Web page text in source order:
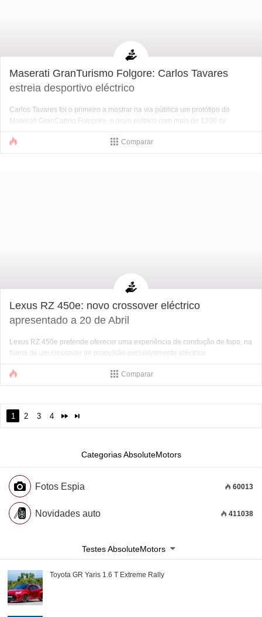
Maserati GranTurismo Folgore: Carlos Tavares
estreia desportivo eléctrico
Carlos Tavares foi o primeiro a mostrar na via pública um protótipo do
Maserati GranCabrio Fologore, o novo elétrico com mais de 1200 cv
Comparar
Lexus RZ 450e: novo crossover eléctrico
apresentado a 20 de Abril
Lexus RZ 450e pretende oferecer uma experiência de condução de topo, na
forma de um crossover de propulsão exclusivamente eléctrica
Comparar
1 2 3 4
Categorias AbsoluteMotors
60013
Fotos Espia
411038
Novidades auto
Testes AbsoluteMotors
Toyota GR Yaris 1.6 T Extreme Rally